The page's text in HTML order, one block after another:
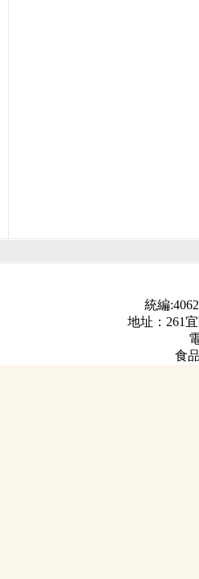
統編
地址：261
食